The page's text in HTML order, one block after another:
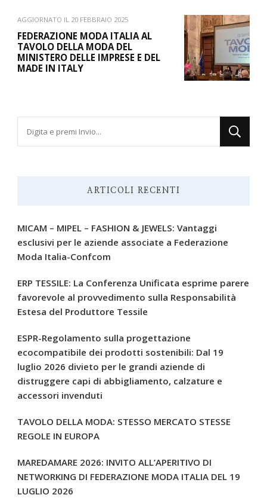
AGGIORNATO IL 20 FEBBRAIO 2025
FEDERAZIONE MODA ITALIA AL
TAVOLO DELLA MODA DEL
MINISTERO DELLE IMPRESE E DEL
MADE IN ITALY
ARTICOLI RECENTI
MICAM – MIPEL – FASHION & JEWELS: Vantaggi
esclusivi per le aziende associate a Federazione
Moda Italia-Confcom
ERP TESSILE: La Conferenza Unificata esprime parere
favorevole al provvedimento sulla Responsabilità
Estesa del Produttore Tessile
ESPR-Regolamento sulla progettazione
ecocompatibile dei prodotti sostenibili: Dal 19
luglio 2026 divieto per le grandi aziende di
distruggere capi di abbigliamento, calzature e
accessori invenduti
TAVOLO DELLA MODA: STESSO MERCATO STESSE
REGOLE IN EUROPA
MAREDAMARE 2026: INVITO ALL’APERITIVO DI
NETWORKING DI FEDERAZIONE MODA ITALIA DEL 19
LUGLIO 2026